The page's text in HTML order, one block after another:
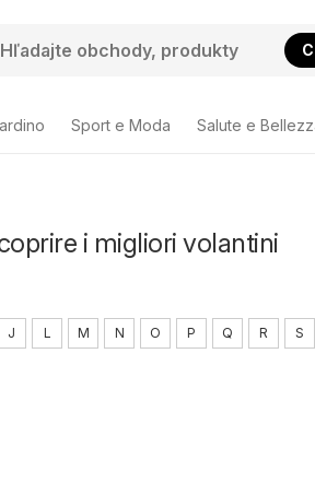
Sport e Moda Salute e
i migliori volantini
J L M N O P Q R S